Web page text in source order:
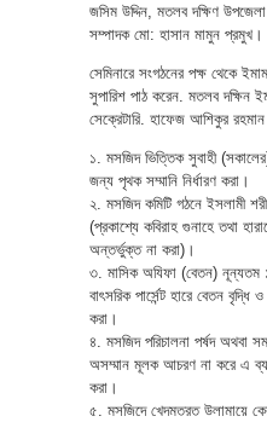
জসিম উদ্দিন, মতলব দক্ষিণ
সম্পাদক মো: হাসান মামুন প্রমুখ।
সেমিনারে সংগঠনের পক্ষ থেকে
সুপারিশ পাঠ করেন. মতলব দক্ষিন
সেক্রেটারি. হাফেজ আশিকুর
১. মসজিদ ভিত্তিক সুবাহী
জন্য পৃথক সম্মানি নির্ধারণ করা।
২. মসজিদ কমিটি গঠনে ইসলামী
(প্রকাশ্যে কবিরাহ গুনাহে তথা
অন্তর্ভুক্ত না করা)।
৩. মাসিক অযিফা (বেতন) নূন্যতম
বাৎসরিক পার্সেন্ট হারে বেতন
করা।
৪. মসজিদ পরিচালনা পর্ষদ অথবা
অসম্মান মূলক আচরণ না করে এ
করা।
৫. মসজিদে খেদমতরত উলামায়ে